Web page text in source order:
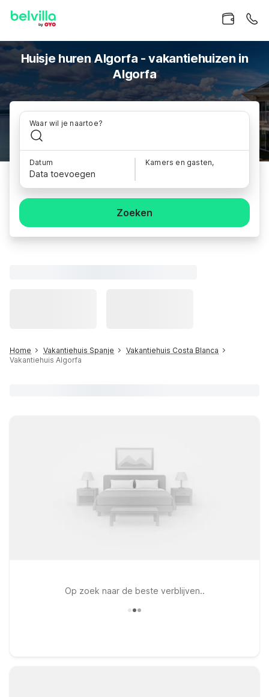
Huisje huren Algorfa - vakantiehuizen in
Algorfa
Waar wil je naartoe?
Datum
Data toevoegen
Kamers en gasten,
Zoeken
Home Vakantiehuis Spanje
Vakantiehuis Costa Blanca
Vakantiehuis Algorfa
Op zoek naar de beste verblijven..